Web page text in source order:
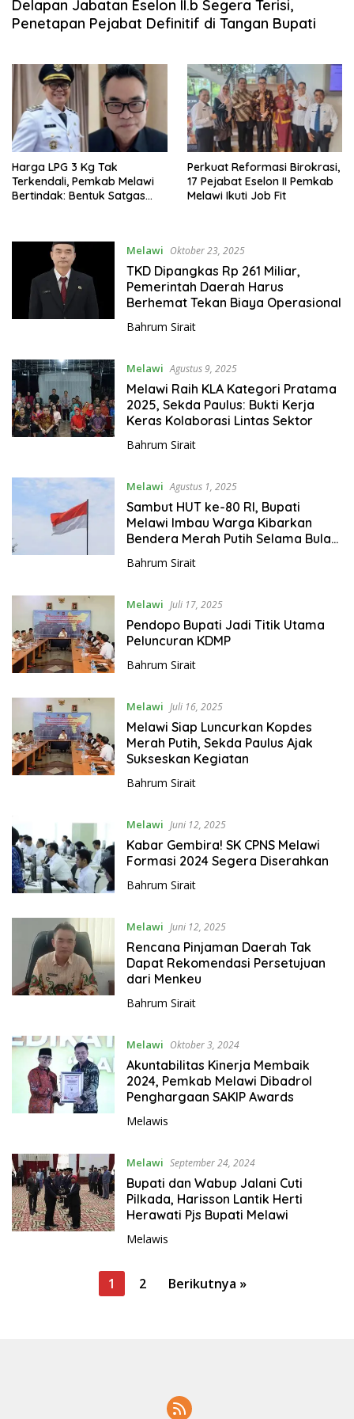
Delapan Jabatan Eselon II.b Segera Terisi,
Penetapan Pejabat Definitif di Tangan Bupati
Harga LPG 3 Kg Tak
Terkendali, Pemkab Melawi
Bertindak: Bentuk Satgas
Perkuat Reformasi Birokrasi,
17 Pejabat Eselon II Pemkab
Melawi Ikuti Job Fit
Melawi Oktober 23, 2025
TKD Dipangkas Rp 261 Miliar,
Pemerintah Daerah Harus
Berhemat Tekan Biaya Operasional
Bahrum Sirait
Melawi Agustus 9, 2025
Melawi Raih KLA Kategori Pratama
2025, Sekda Paulus: Bukti Kerja
Keras Kolaborasi Lintas Sektor
Bahrum Sirait
Melawi Agustus 1, 2025
Sambut HUT ke-80 RI, Bupati
Melawi Imbau Warga Kibarkan
Bendera Merah Putih Selama Bulan
Bahrum Sirait
Melawi Juli 17, 2025
Pendopo Bupati Jadi Titik Utama
Peluncuran KDMP
Bahrum Sirait
Melawi Juli 16, 2025
Melawi Siap Luncurkan Kopdes
Merah Putih, Sekda Paulus Ajak
Sukseskan Kegiatan
Bahrum Sirait
Melawi Juni 12, 2025
Kabar Gembira! SK CPNS Melawi
Formasi 2024 Segera Diserahkan
Bahrum Sirait
Melawi Juni 12, 2025
Rencana Pinjaman Daerah Tak
Dapat Rekomendasi Persetujuan
dari Menkeu
Bahrum Sirait
Melawi Oktober 3, 2024
Akuntabilitas Kinerja Membaik
2024, Pemkab Melawi Dibadrol
Penghargaan SAKIP Awards
Melawis
Melawi September 24, 2024
Bupati dan Wabup Jalani Cuti
Pilkada, Harisson Lantik Herti
Herawati Pjs Bupati Melawi
Melawis
1 2 Berikutnya »